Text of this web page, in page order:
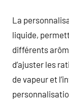
La
liquide,
différents
d’ajuster les
de vapeur et